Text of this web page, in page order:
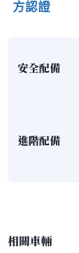
方認證
安全配備
進階配備
相關車輛